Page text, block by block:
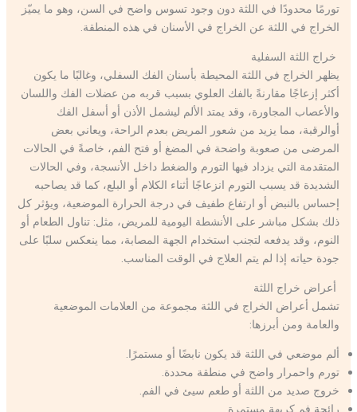
تورمًا محدودًا في اللثة دون وجود تسوس واضح في السن، وهو ما يميّز
الخراج في اللثة عن الخراج في الأسنان في هذه المنطقة.
خراج اللثة السفلية
يظهر الخراج في اللثة المحيطة بأسنان الفك السفلي، وغالبًا ما يكون
أكثر إزعاجًا مقارنةً بالفك العلوي بسبب قربه من عضلات الفك واللسان
والأعصاب المجاورة، وقد يمتد الألم ليشمل الأذن أو أسفل الفك
أوالرقبة، مما يزيد من شعور المريض بعدم الراحة، ويعاني بعض
المرضى من صعوبة واضحة في المضغ أو فتح الفم، خاصةً في الحالات
المتقدمة التي يزداد فيها التورم والضغط داخل الأنسجة، وفي الحالات
الشديدة قد يسبب التورم انزعاجًا أثناء الكلام أو البلع، كما قد يصاحبه
إحساس بالنبض أو ارتفاع طفيف في درجة الحرارة الموضعية، ويؤثر كل
ذلك بشكل مباشر على الأنشطة اليومية للمريض، مثل: تناول الطعام أو
النوم، وقد يدفعه لتجنب استخدام الجهة المصابة، مما ينعكس سلبًا على
جودة حياته إذا لم يتم العلاج في الوقت المناسب.
أعراض خراج اللثة
تشمل أعراض الخراج في اللثة مجموعة من العلامات الموضعية
والعامة ومن أبرزها:
ألم موضعي في اللثة قد يكون نابضًا أو مستمرًا.
تورم واحمرار واضح في منطقة محددة.
خروج صديد من اللثة أو طعم سيئ في الفم.